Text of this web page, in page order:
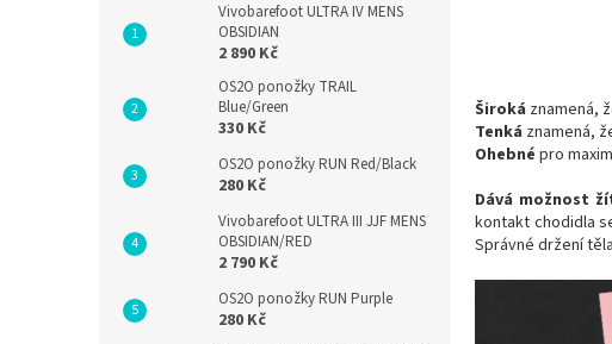
Vivobarefoot ULTRA IV MENS
OBSIDIAN
2 890 Kč
OS2O ponožky TRAIL
Blue/Green
330 Kč
OS2O ponožky RUN Red/Black
280 Kč
Vivobarefoot ULTRA III JJF MENS
OBSIDIAN/RED
2 790 Kč
OS2O ponožky RUN Purple
280 Kč
Široká znamená,
Tenká znamená,
Ohebné pro
Dává možnost
kontakt chodidla
Správné držení